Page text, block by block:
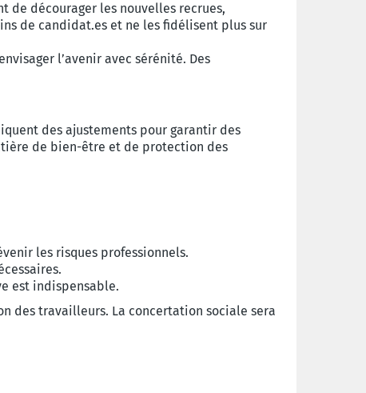
de décourager les nouvelles recrues,
de candidat.es et ne les fidélisent plus sur
l’avenir avec sérénité. Des
des ajustements pour garantir des
de bien-être et de protection des
les risques professionnels.
est indispensable.
des travailleurs. La concertation sociale sera